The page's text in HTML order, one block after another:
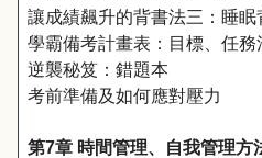
讓成績飆升的背書法三：睡眠
學霸備考計畫表：目標、任務
逆襲秘笈：錯題本
考前準備及如何應對壓力
第7章 時間管理、自我管理方